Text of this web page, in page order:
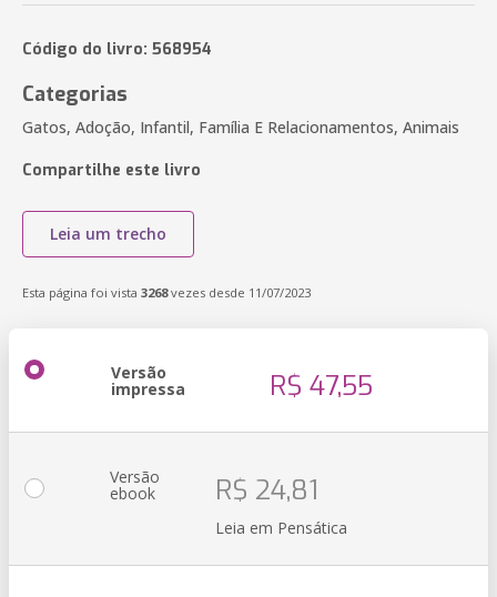
Código do livro: 568954
Categorias
Gatos, Adoção, Infantil, Família E Relacionamentos, Animais
Compartilhe este livro
Leia um trecho
Esta página foi vista 3268vezes desde 11/07/2023
Versão
impressa R$ 47,55
Versão
ebook R$ 24,81
Leia em Pensática